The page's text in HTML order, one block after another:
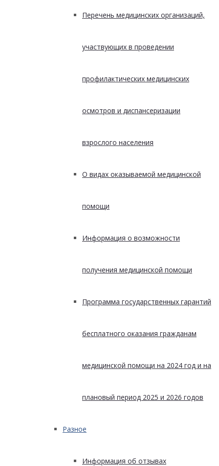
Перечень медицинских организаций,
участвующих в проведении
профилактических медицинских
осмотров и диспансеризации
взрослого населения
О видах оказываемой медицинской
помощи
Информация о возможности
получения медицинской помощи
Программа государственных гарантий
бесплатного оказания гражданам
медицинской помощи на 2024 год и на
плановый период 2025 и 2026 годов
Разное
Информация об отзывах